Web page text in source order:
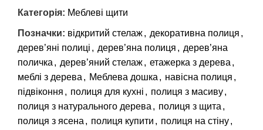
Категорія: Меблеві щити
Позначки: відкритий стелаж, декоративна полиця ,
дерев’яні полиці , дерев’яна полиця , дерев’яна
поличка , дерев’яний стелаж, етажерка з дерева ,
меблі з дерева , Меблева дошка , навісна полиця ,
підвіконня , полиця для кухні , полиця з масиву,
полиця з натурального дерева , полиця з щита ,
полиця з ясена , полиця купити , полиця на стіну,